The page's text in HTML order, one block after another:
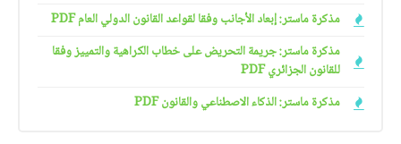
مذكرة ماستر: إبعاد الأجانب وفقا لقواعد القانون الدولي العام PDF
مذكرة ماستر: جريمة التحريض على خطاب الكراهية والتمييز وفقا
للقانون الجزائري PDF
مذكرة ماستر: الذكاء الاصطناعي والقانون PDF